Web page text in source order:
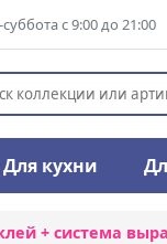
с 9:00 до 21:00
Для кухни
+ система